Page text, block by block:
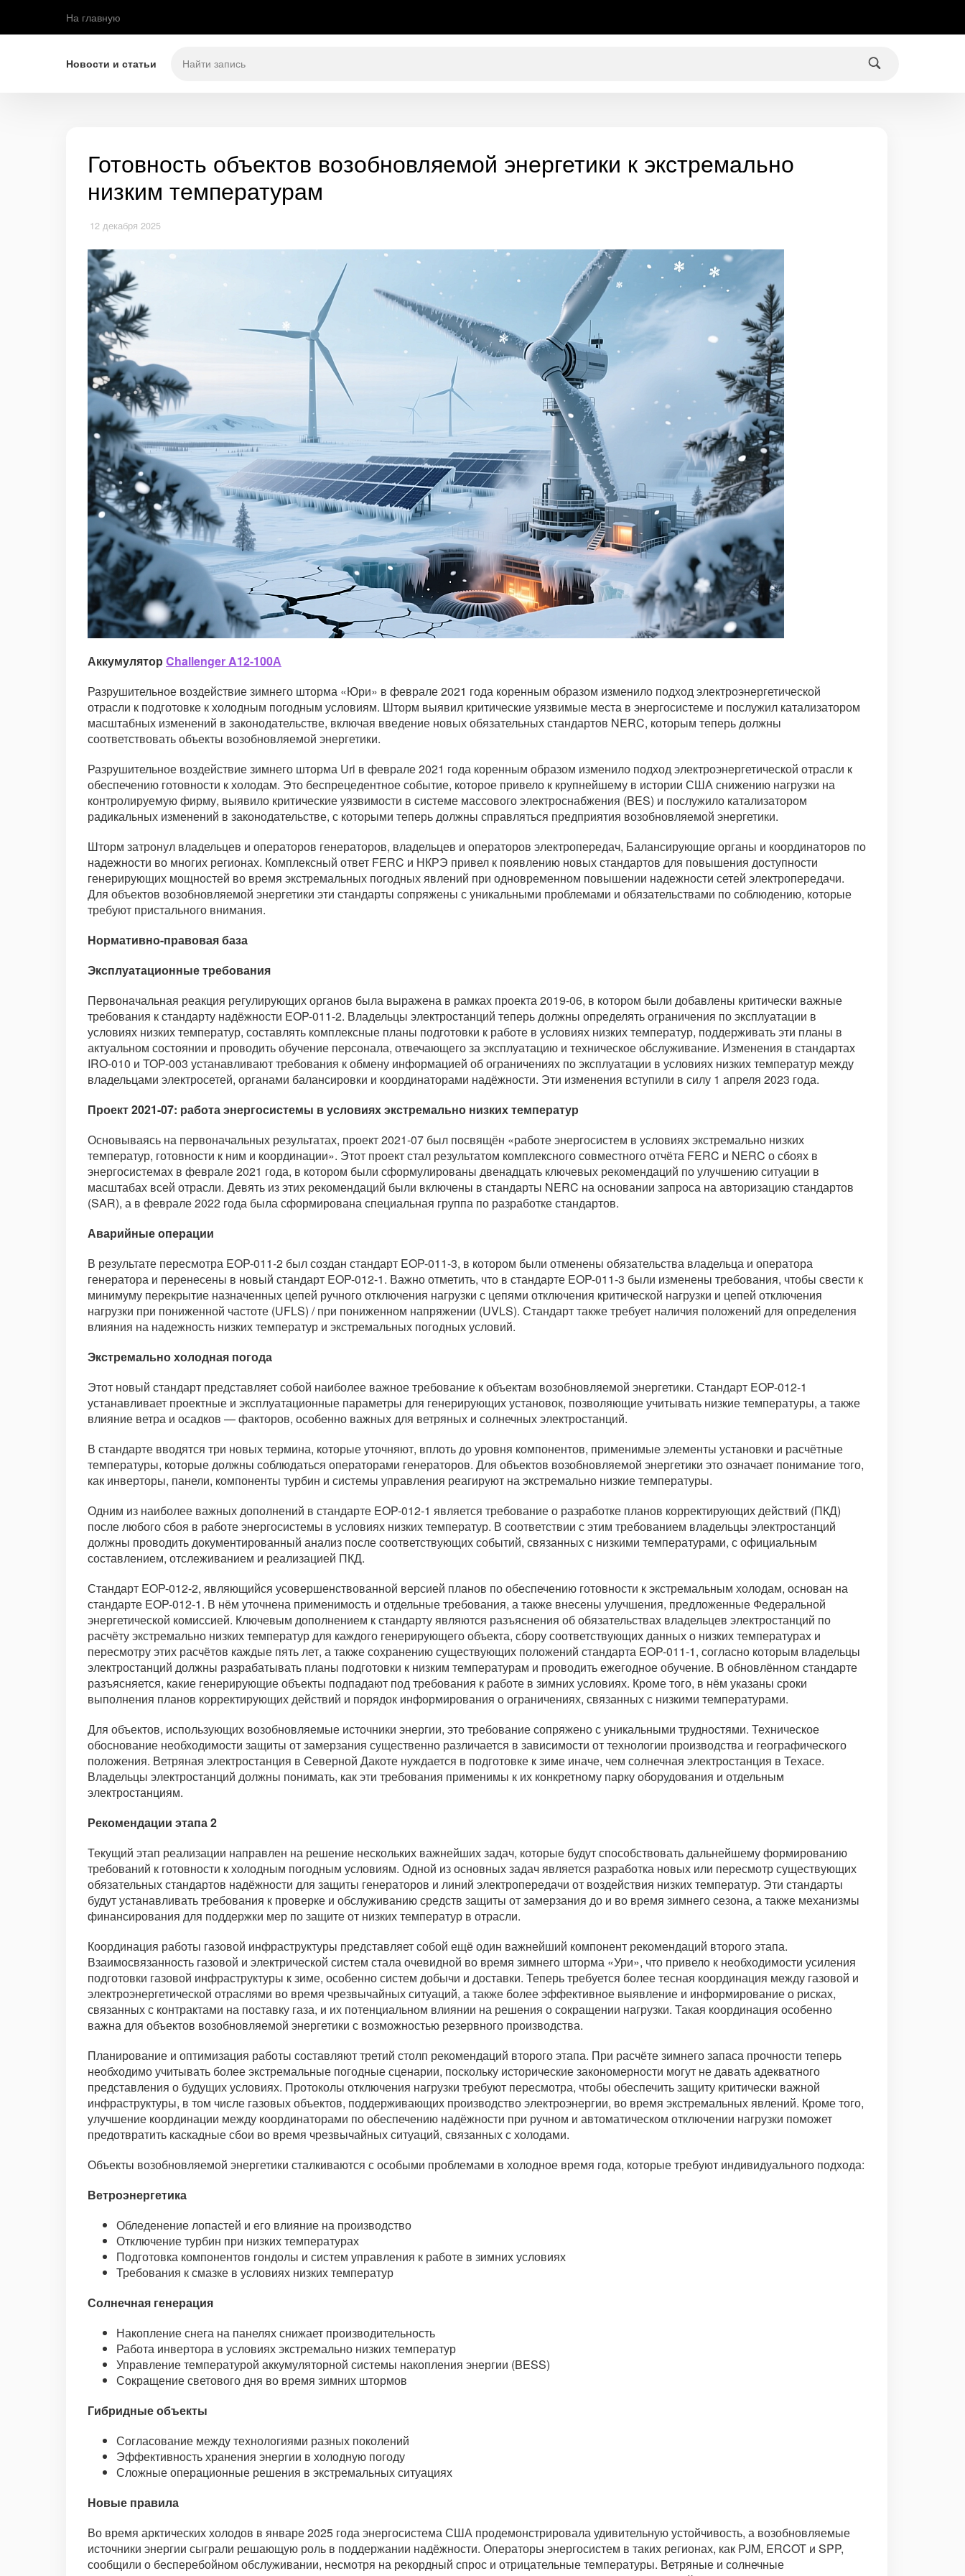
На главную
Новости и статьи
Готовность объектов возобновляемой энергетики к экстремально
низким температурам
12 декабря 2025
Аккумулятор Challenger A12-100А
Разрушительное воздействие зимнего шторма «Юри» в феврале 2021 года коренным образом изменило подход электроэнергетической
отрасли к подготовке к холодным погодным условиям. Шторм выявил критические уязвимые места в энергосистеме и послужил катализатором
масштабных изменений в законодательстве, включая введение новых обязательных стандартов NERC, которым теперь должны
соответствовать объекты возобновляемой энергетики.
Разрушительное воздействие зимнего шторма Uri в феврале 2021 года коренным образом изменило подход электроэнергетической отрасли к
обеспечению готовности к холодам. Это беспрецедентное событие, которое привело к крупнейшему в истории США снижению нагрузки на
контролируемую фирму, выявило критические уязвимости в системе массового электроснабжения (BES) и послужило катализатором
радикальных изменений в законодательстве, с которыми теперь должны справляться предприятия возобновляемой энергетики.
Шторм затронул владельцев и операторов генераторов, владельцев и операторов электропередач, Балансирующие органы и координаторов по
надежности во многих регионах. Комплексный ответ FERC и НКРЭ привел к появлению новых стандартов для повышения доступности
генерирующих мощностей во время экстремальных погодных явлений при одновременном повышении надежности сетей электропередачи.
Для объектов возобновляемой энергетики эти стандарты сопряжены с уникальными проблемами и обязательствами по соблюдению, которые
требуют пристального внимания.
Нормативно-правовая база
Эксплуатационные требования
Первоначальная реакция регулирующих органов была выражена в рамках проекта 2019-06, в котором были добавлены критически важные
требования к стандарту надёжности EOP-011-2. Владельцы электростанций теперь должны определять ограничения по эксплуатации в
условиях низких температур, составлять комплексные планы подготовки к работе в условиях низких температур, поддерживать эти планы в
актуальном состоянии и проводить обучение персонала, отвечающего за эксплуатацию и техническое обслуживание. Изменения в стандартах
IRO-010 и TOP-003 устанавливают требования к обмену информацией об ограничениях по эксплуатации в условиях низких температур между
владельцами электросетей, органами балансировки и координаторами надёжности. Эти изменения вступили в силу 1 апреля 2023 года.
Проект 2021-07: работа энергосистемы в условиях экстремально низких температур
Основываясь на первоначальных результатах, проект 2021-07 был посвящён «работе энергосистем в условиях экстремально низких
температур, готовности к ним и координации». Этот проект стал результатом комплексного совместного отчёта FERC и NERC о сбоях в
энергосистемах в феврале 2021 года, в котором были сформулированы двенадцать ключевых рекомендаций по улучшению ситуации в
масштабах всей отрасли. Девять из этих рекомендаций были включены в стандарты NERC на основании запроса на авторизацию стандартов
(SAR), а в феврале 2022 года была сформирована специальная группа по разработке стандартов.
Аварийные операции
В результате пересмотра EOP-011-2 был создан стандарт EOP-011-3, в котором были отменены обязательства владельца и оператора
генератора и перенесены в новый стандарт EOP-012-1. Важно отметить, что в стандарте EOP-011-3 были изменены требования, чтобы свести к
минимуму перекрытие назначенных цепей ручного отключения нагрузки с цепями отключения критической нагрузки и цепей отключения
нагрузки при пониженной частоте (UFLS) / при пониженном напряжении (UVLS). Стандарт также требует наличия положений для определения
влияния на надежность низких температур и экстремальных погодных условий.
Экстремально холодная погода
Этот новый стандарт представляет собой наиболее важное требование к объектам возобновляемой энергетики. Стандарт EOP-012-1
устанавливает проектные и эксплуатационные параметры для генерирующих установок, позволяющие учитывать низкие температуры, а также
влияние ветра и осадков — факторов, особенно важных для ветряных и солнечных электростанций.
В стандарте вводятся три новых термина, которые уточняют, вплоть до уровня компонентов, применимые элементы установки и расчётные
температуры, которые должны соблюдаться операторами генераторов. Для объектов возобновляемой энергетики это означает понимание того,
как инверторы, панели, компоненты турбин и системы управления реагируют на экстремально низкие температуры.
Одним из наиболее важных дополнений в стандарте EOP-012-1 является требование о разработке планов корректирующих действий (ПКД)
после любого сбоя в работе энергосистемы в условиях низких температур. В соответствии с этим требованием владельцы электростанций
должны проводить документированный анализ после соответствующих событий, связанных с низкими температурами, с официальным
составлением, отслеживанием и реализацией ПКД.
Стандарт EOP-012-2, являющийся усовершенствованной версией планов по обеспечению готовности к экстремальным холодам, основан на
стандарте EOP-012-1. В нём уточнена применимость и отдельные требования, а также внесены улучшения, предложенные Федеральной
энергетической комиссией. Ключевым дополнением к стандарту являются разъяснения об обязательствах владельцев электростанций по
расчёту экстремально низких температур для каждого генерирующего объекта, сбору соответствующих данных о низких температурах и
пересмотру этих расчётов каждые пять лет, а также сохранению существующих положений стандарта EOP-011-1, согласно которым владельцы
электростанций должны разрабатывать планы подготовки к низким температурам и проводить ежегодное обучение. В обновлённом стандарте
разъясняется, какие генерирующие объекты подпадают под требования к работе в зимних условиях. Кроме того, в нём указаны сроки
выполнения планов корректирующих действий и порядок информирования о ограничениях, связанных с низкими температурами.
Для объектов, использующих возобновляемые источники энергии, это требование сопряжено с уникальными трудностями. Техническое
обоснование необходимости защиты от замерзания существенно различается в зависимости от технологии производства и географического
положения. Ветряная электростанция в Северной Дакоте нуждается в подготовке к зиме иначе, чем солнечная электростанция в Техасе.
Владельцы электростанций должны понимать, как эти требования применимы к их конкретному парку оборудования и отдельным
электростанциям.
Рекомендации этапа 2
Текущий этап реализации направлен на решение нескольких важнейших задач, которые будут способствовать дальнейшему формированию
требований к готовности к холодным погодным условиям. Одной из основных задач является разработка новых или пересмотр существующих
обязательных стандартов надёжности для защиты генераторов и линий электропередачи от воздействия низких температур. Эти стандарты
будут устанавливать требования к проверке и обслуживанию средств защиты от замерзания до и во время зимнего сезона, а также механизмы
финансирования для поддержки мер по защите от низких температур в отрасли.
Координация работы газовой инфраструктуры представляет собой ещё один важнейший компонент рекомендаций второго этапа.
Взаимосвязанность газовой и электрической систем стала очевидной во время зимнего шторма «Ури», что привело к необходимости усиления
подготовки газовой инфраструктуры к зиме, особенно систем добычи и доставки. Теперь требуется более тесная координация между газовой и
электроэнергетической отраслями во время чрезвычайных ситуаций, а также более эффективное выявление и информирование о рисках,
связанных с контрактами на поставку газа, и их потенциальном влиянии на решения о сокращении нагрузки. Такая координация особенно
важна для объектов возобновляемой энергетики с возможностью резервного производства.
Планирование и оптимизация работы составляют третий столп рекомендаций второго этапа. При расчёте зимнего запаса прочности теперь
необходимо учитывать более экстремальные погодные сценарии, поскольку исторические закономерности могут не давать адекватного
представления о будущих условиях. Протоколы отключения нагрузки требуют пересмотра, чтобы обеспечить защиту критически важной
инфраструктуры, в том числе газовых объектов, поддерживающих производство электроэнергии, во время экстремальных явлений. Кроме того,
улучшение координации между координаторами по обеспечению надёжности при ручном и автоматическом отключении нагрузки поможет
предотвратить каскадные сбои во время чрезвычайных ситуаций, связанных с холодами.
Объекты возобновляемой энергетики сталкиваются с особыми проблемами в холодное время года, которые требуют индивидуального подхода:
Ветроэнергетика
Обледенение лопастей и его влияние на производство
Отключение турбин при низких температурах
Подготовка компонентов гондолы и систем управления к работе в зимних условиях
Требования к смазке в условиях низких температур
Солнечная генерация
Накопление снега на панелях снижает производительность
Работа инвертора в условиях экстремально низких температур
Управление температурой аккумуляторной системы накопления энергии (BESS)
Сокращение светового дня во время зимних штормов
Гибридные объекты
Согласование между технологиями разных поколений
Эффективность хранения энергии в холодную погоду
Сложные операционные решения в экстремальных ситуациях
Новые правила
Во время арктических холодов в январе 2025 года энергосистема США продемонстрировала удивительную устойчивость, а возобновляемые
источники энергии сыграли решающую роль в поддержании надёжности. Операторы энергосистем в таких регионах, как PJM, ERCOT и SPP,
сообщили о бесперебойном обслуживании, несмотря на рекордный спрос и отрицательные температуры. Ветряные и солнечные